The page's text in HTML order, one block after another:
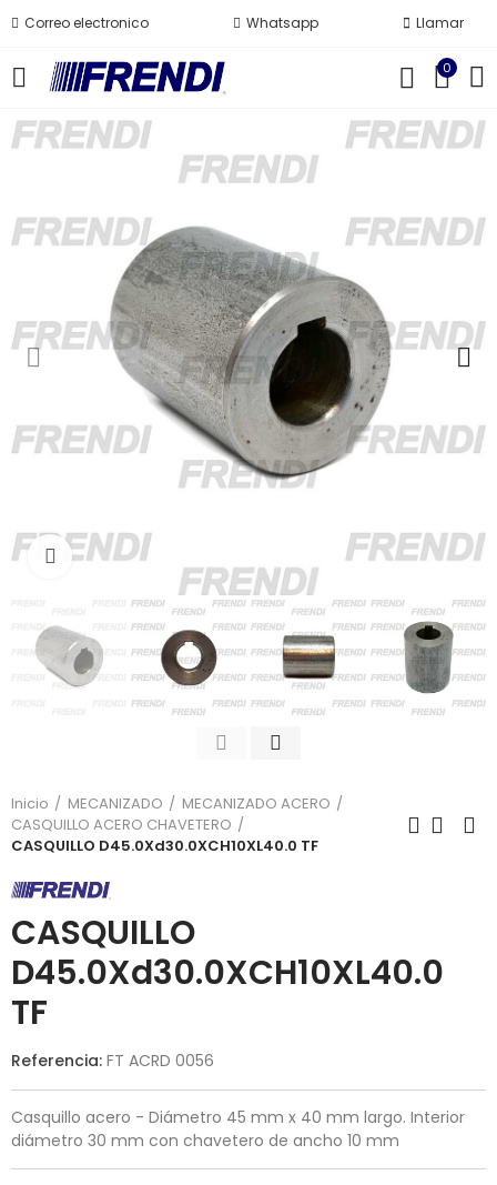
Correo electronico Whatsapp Llamar
0
Click para agrandar
Inicio MECANIZADO
MECANIZADO ACERO
CASQUILLO ACERO CHAVETERO
CASQUILLO D45.0Xd30.0XCH10XL40.0 TF
CASQUILLO
D45.0Xd30.0XCH10XL40.0
TF
Referencia: FT ACRD 0056
Casquillo acero - Diámetro 45 mm x 40 mm largo. Interior
diámetro 30 mm con chavetero de ancho 10 mm